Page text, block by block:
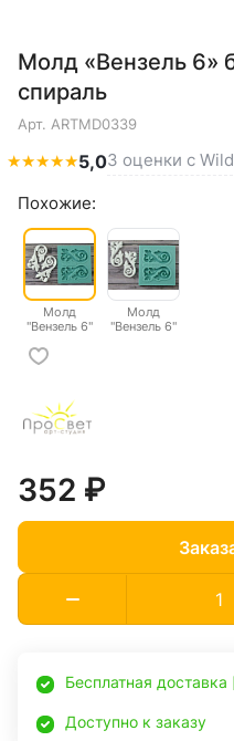
Молд «Вензель 6»
спираль
Арт. ARTMD0339
★★★★★5,03 оценки с
Похожие:
Молд
"Вензель 6"
Молд
"Вензель 6"
352 ₽
Бесплатная
Доступно к заказу